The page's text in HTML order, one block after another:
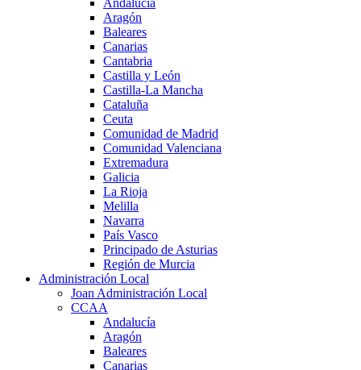
Aragón
Baleares
Canarias
Cantabria
Castilla y León
Castilla-La Mancha
Cataluña
Ceuta
Comunidad de Madrid
Comunidad Valenciana
Extremadura
Galicia
La Rioja
Melilla
Navarra
País Vasco
Principado de Asturias
Región de Murcia
Administración Local
Joan Administración Local
CCAA
Andalucía
Aragón
Baleares
Canarias